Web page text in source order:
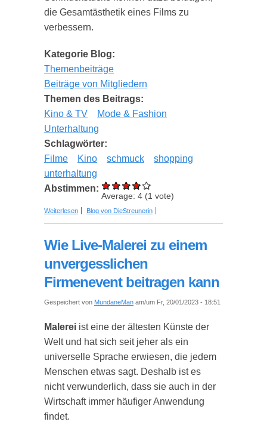
die Gesamtästhetik eines Films zu
verbessern.
Kategorie Blog:
Themenbeiträge
Beiträge von Mitgliedern
Themen des Beitrags:
Kino & TV
Mode & Fashion
Unterhaltung
Schlagwörter:
Filme
Kino schmuck
shopping
unterhaltung
Abstimmen:
Average: 4 (1 vote)
Weiterlesen über Wie Filmproduzenten die besten
Blog von DieStreunerin
Wie Live-Malerei zu einem
unvergesslichen
Firmenevent beitragen kann
Gespeichert von MundaneMan am/um Fr, 20/01/2023 - 18:51
Malerei ist eine der ältesten Künste der
Welt und hat sich seit jeher als ein
universelle Sprache erwiesen, die jedem
Menschen etwas sagt. Deshalb ist es
nicht verwunderlich, dass sie auch in der
Wirtschaft immer häufiger Anwendung
findet.